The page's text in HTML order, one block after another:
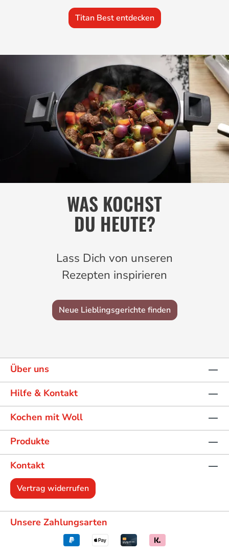
Titan Best entdecken
WAS KOCHST
DU HEUTE?
Lass Dich von unseren
Rezepten inspirieren
Neue Lieblingsgerichte finden
Über uns
Hilfe & Kontakt
Kochen mit Woll
Produkte
Kontakt
Vertrag widerrufen
Unsere Zahlungsarten